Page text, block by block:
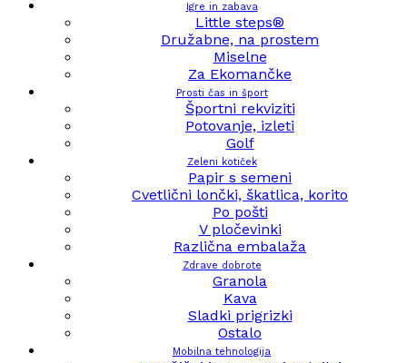
Igre in zabava
Little steps®
Družabne, na prostem
Miselne
Za Ekomančke
Prosti čas in šport
Športni rekviziti
Potovanje, izleti
Golf
Zeleni kotiček
Papir s semeni
Cvetlični lončki, škatlica, korito
Po pošti
V pločevinki
Različna embalaža
Zdrave dobrote
Granola
Kava
Sladki prigrizki
Ostalo
Mobilna tehnologija